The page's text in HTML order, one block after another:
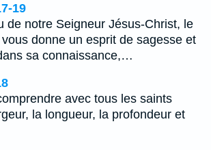
19
de notre Seigneur Jésus-Christ, le
donne un esprit de sagesse et
sa connaissance,…
avec tous les saints
la longueur, la profondeur et